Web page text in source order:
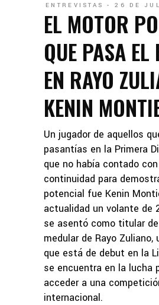
ENTREVISTAS 26 DE
EL MOTOR
QUE PASA EL
EN RAYO
KENIN
Un jugador de aquellos
pasantías en la Primera
que no había contado
continuidad para
potencial fue Kenin
actualidad un volante de
se asentó como titular
medular de Rayo Zuliano,
que está de debut en la
se encuentra en la lucha
acceder a una
internacional.